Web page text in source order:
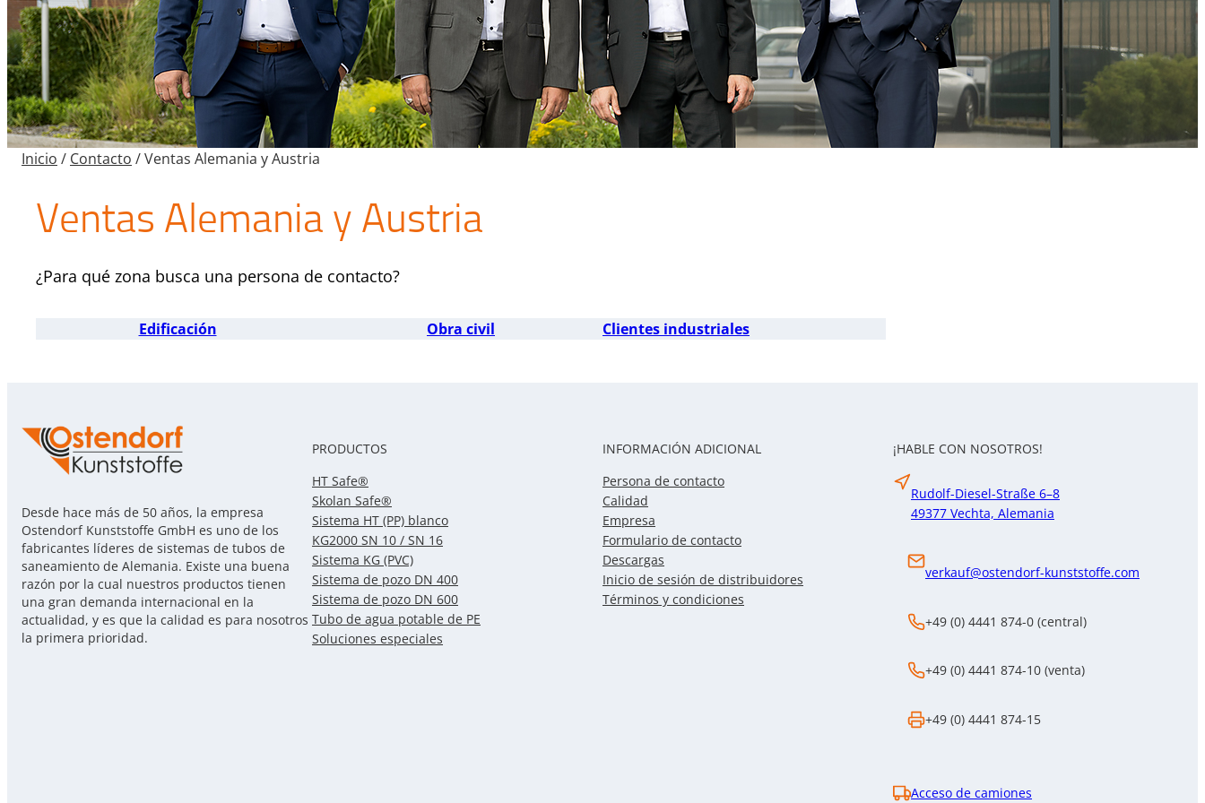
Inicio / Contacto /Ventas Alemania y Austria
Ventas Alemania y Austria
¿Para qué zona busca una persona de contacto?
Edificación Obra civil Clientes industriales
Desde hace más de 50 años, la empresa
Ostendorf Kunststoffe GmbH es uno de los
fabricantes líderes de sistemas de tubos de
saneamiento de Alemania. Existe una buena
razón por la cual nuestros productos tienen
una gran demanda internacional en la
actualidad, y es que la calidad es para nosotros
la primera prioridad.
PRODUCTOS
HT Safe®
Skolan Safe®
Sistema HT (PP) blanco
KG2000 SN 10 / SN 16
Sistema KG (PVC)
Sistema de pozo DN 400
Sistema de pozo DN 600
Tubo de agua potable de PE
Soluciones especiales
INFORMACIÓN ADICIONAL
Persona de contacto
Calidad
Empresa
Formulario de contacto
Descargas
Inicio de sesión de distribuidores
Términos y condiciones
¡HABLE CON NOSOTROS!
Rudolf-Diesel-Straße 6–8
49377 Vechta, Alemania
verkauf@ostendorf-kunststoffe.com
+49 (0) 4441 874-0 (central)
+49 (0) 4441 874-10 (venta)
+49 (0) 4441 874-15
Acceso de camiones